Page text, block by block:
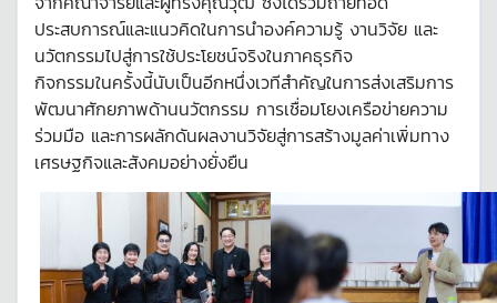
ประสบการณ์และแนวคิดในการนำองค์ความรู้ งานวิจัย และ
นวัตกรรมไปสู่การใช้ประโยชน์จริงในภาคธุรกิจ
กิจกรรมในครั้งนี้นับเป็นอีกหนึ่งเวทีสำคัญในการส่งเสริมการ
พัฒนาศักยภาพด้านนวัตกรรม การเชื่อมโยงเครือข่ายความ
ร่วมมือ และการผลักดันผลงานวิจัยสู่การสร้างมูลค่าเพิ่มทาง
เศรษฐกิจและสังคมอย่างยั่งยืน